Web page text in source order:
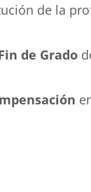
de la
de Grado